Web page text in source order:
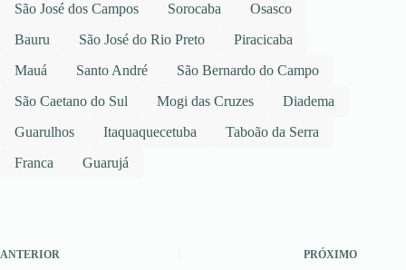
São José dos Campos
Sorocaba
Osasco
Bauru
São José do Rio Preto
Piracicaba
Mauá
Santo André
São Bernardo do Campo
São Caetano do Sul
Mogi das Cruzes
Diadema
Guarulhos
Itaquaquecetuba
Taboão da Serra
Franca
Guarujá
ANTERIOR PRÓXIMO